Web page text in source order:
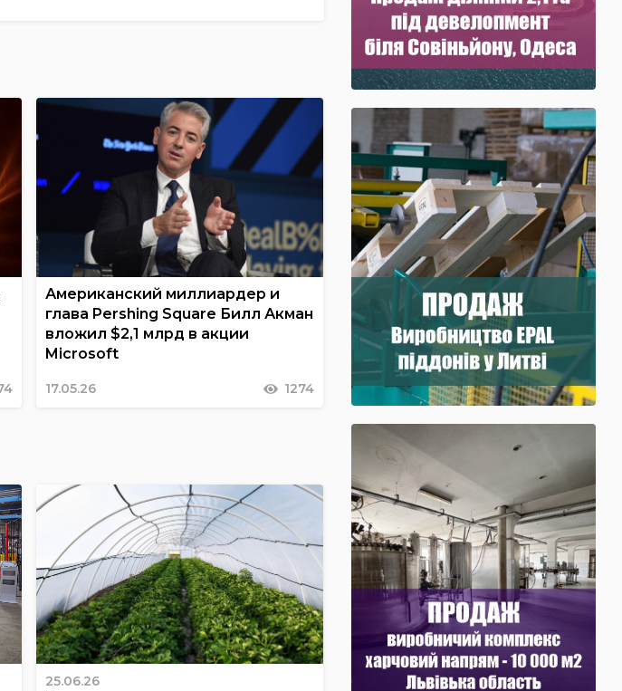
Американский миллиардер и
глава Pershing Square Билл Акман
вложил $2,1 млрд в акции
Microsoft
17.05.26 1274
25.06.26